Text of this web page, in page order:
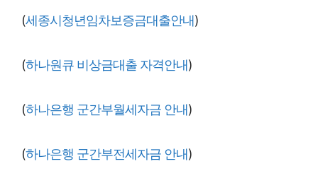
(세종시청년임차보증금대출안내)
(하나원큐 비상금대출 자격안내)
(하나은행 군간부월세자금 안내)
(하나은행 군간부전세자금 안내)